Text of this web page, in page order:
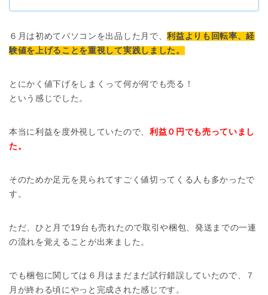
６月は初めてパソコンを出品した月で、利益よりも回転率、経
験値を上げることを重視して実践しました。
とにかく値下げをしまくって何が何でも売る！
という感じでした。
本当に利益を度外視していたので、 利益０円でも売っていまし
た。
そのためか足元を見られてすごく値切ってくる人も多かったで
す。
ただ、ひと月で19台も売れたので取引や梱包、発送までの一連
の流れを覚えることが出来ました。
でも梱包に関しては６月はまだまだ試行錯誤していたので、７
月が終わる頃にやっと完成された感じです。